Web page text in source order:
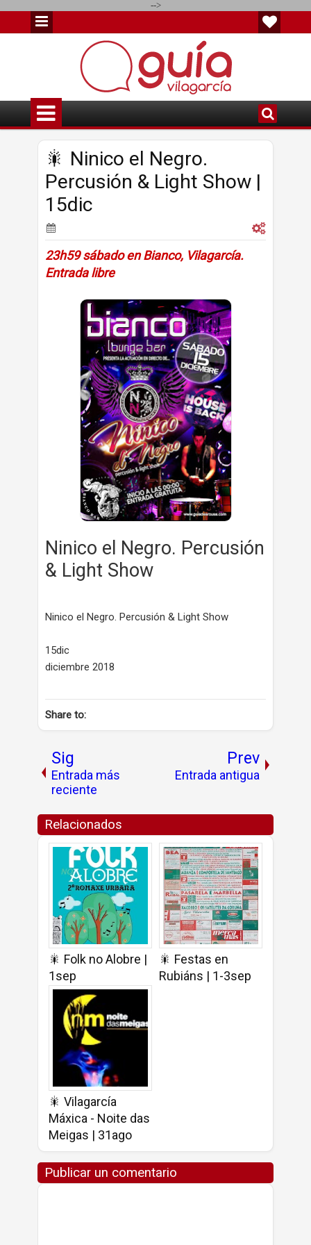
-->
🎇 Ninico el Negro.
Percusión & Light Show |
15dic
23h59 sábado en Bianco, Vilagarcía.
Entrada libre
Ninico el Negro. Percusión
& Light Show
Ninico el Negro. Percusión & Light Show
15dic
diciembre 2018
Share to:
Sig
Entrada más
reciente
Prev
Entrada antigua
Relacionados
🎇 Folk no Alobre |
1sep
🎇 Festas en
Rubiáns | 1-3sep
🎇 Vilagarcía
Máxica - Noite das
Meigas | 31ago
Publicar un comentario